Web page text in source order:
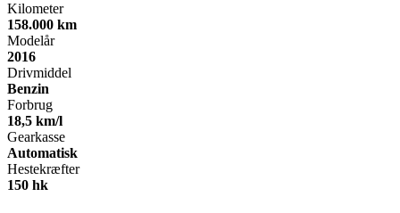
Kilometer
158.000 km
Modelår
2016
Drivmiddel
Benzin
Forbrug
18,5 km/l
Gearkasse
Automatisk
Hestekræfter
150 hk